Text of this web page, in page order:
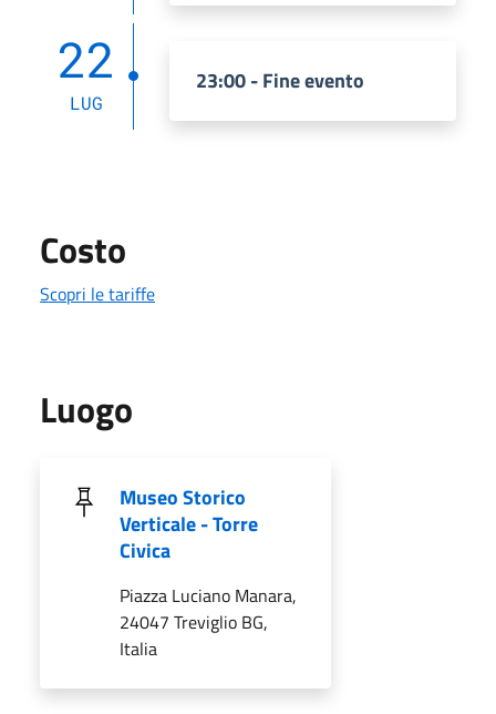
22
LUG
23:00 - Fine evento
Costo
Scopri le tariffe
Luogo
Museo Storico
Verticale - Torre
Civica
Piazza Luciano Manara,
24047 Treviglio BG,
Italia